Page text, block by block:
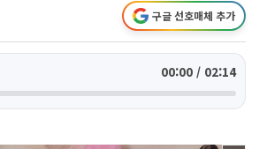
구글 선호매체 추가
00:00 / 02:14